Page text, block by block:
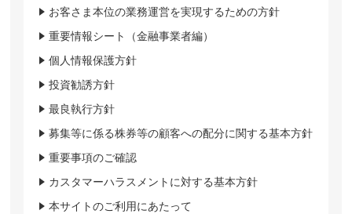
お客さま本位の業務運営を実現するための方針
重要情報シート（金融事業者編）
個人情報保護方針
投資勧誘方針
最良執行方針
募集等に係る株券等の顧客への配分に関する基本方針
重要事項のご確認
カスタマーハラスメントに対する基本方針
本サイトのご利用にあたって